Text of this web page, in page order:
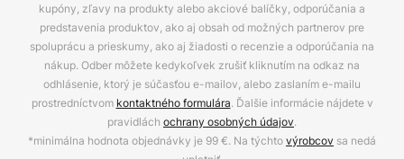
kupóny, zľavy na produkty alebo akciové balíčky, odporúčania a
predstavenia produktov, ako aj obsah od možných partnerov pre
spoluprácu a prieskumy, ako aj žiadosti o recenzie a odporúčania na
nákup. Odber môžete kedykoľvek zrušiť kliknutím na odkaz na
odhlásenie, ktorý je súčasťou e-mailov, alebo zaslaním e-mailu
prostredníctvom kontaktného formulára. Ďalšie informácie nájdete v
pravidlách ochrany osobných údajov.
*minimálna hodnota objednávky je 99 €. Na týchtovýrobcov sa nedá